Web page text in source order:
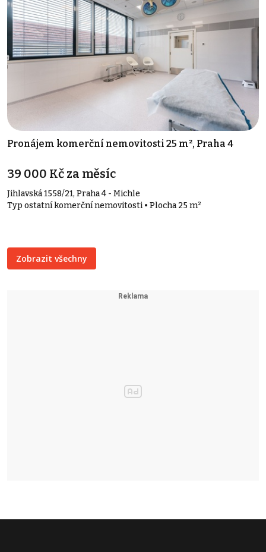
Pronájem komerční nemovitosti 25 m², Praha 4
39 000 Kč za měsíc
Jihlavská 1558/21, Praha 4 - Michle
Typ ostatní komerční nemovitosti • Plocha 25 m²
Zobrazit všechny